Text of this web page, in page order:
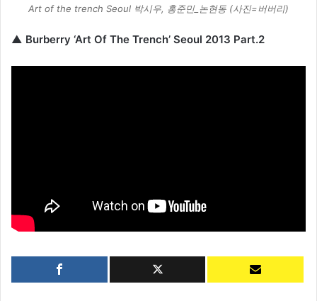
Art of the trench Seoul 박시우, 홍준민_논현동 (사진=버버리)
▲ Burberry ‘Art Of The Trench’ Seoul 2013 Part.2